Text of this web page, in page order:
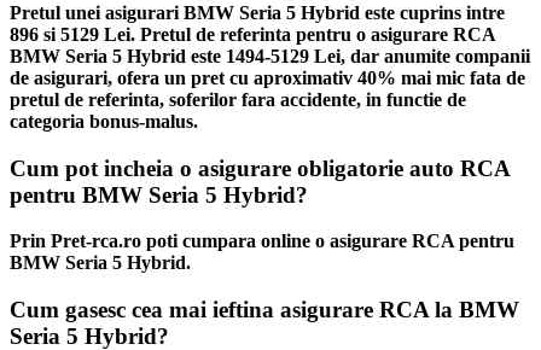
Pretul unei asigurari BMW Seria 5 Hybrid este cuprins intre
896 si 5129 Lei. Pretul de referinta pentru o asigurare RCA
BMW Seria 5 Hybrid este 1494-5129 Lei, dar anumite companii
de asigurari, ofera un pret cu aproximativ 40% mai mic fata de
pretul de referinta, soferilor fara accidente, in functie de
categoria bonus-malus.
Cum pot incheia o asigurare obligatorie auto RCA
pentru BMW Seria 5 Hybrid?
Prin Pret-rca.ro poti cumpara online o asigurare RCA pentru
BMW Seria 5 Hybrid.
Cum gasesc cea mai ieftina asigurare RCA la BMW
Seria 5 Hybrid?